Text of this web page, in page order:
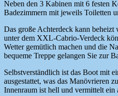
Neben den 3 Kabinen mit 6 festen
Badezimmern mit jeweils Toiletten
Das große Achterdeck kann
unter dem XXL-Cabrio-Verdeck
Wetter gemütlich machen und die
bequeme Treppe gelangen Sie zur
Selbstverständlich ist das Boot mit
ausgestattet, was das Manövrieren
Innenraum ist hell und vermittelt ein